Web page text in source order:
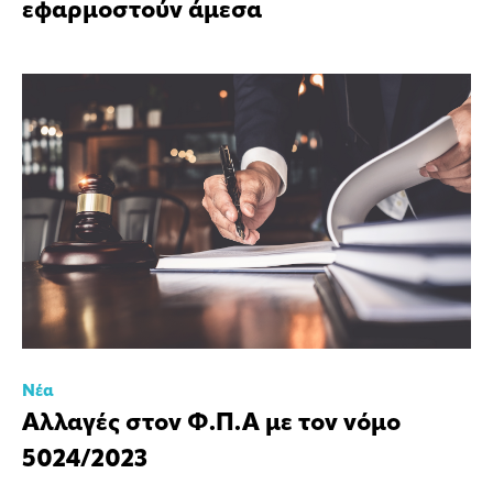
εφαρμοστούν άμεσα
Νέα
Αλλαγές στον Φ.Π.Α με τον νόμο
5024/2023